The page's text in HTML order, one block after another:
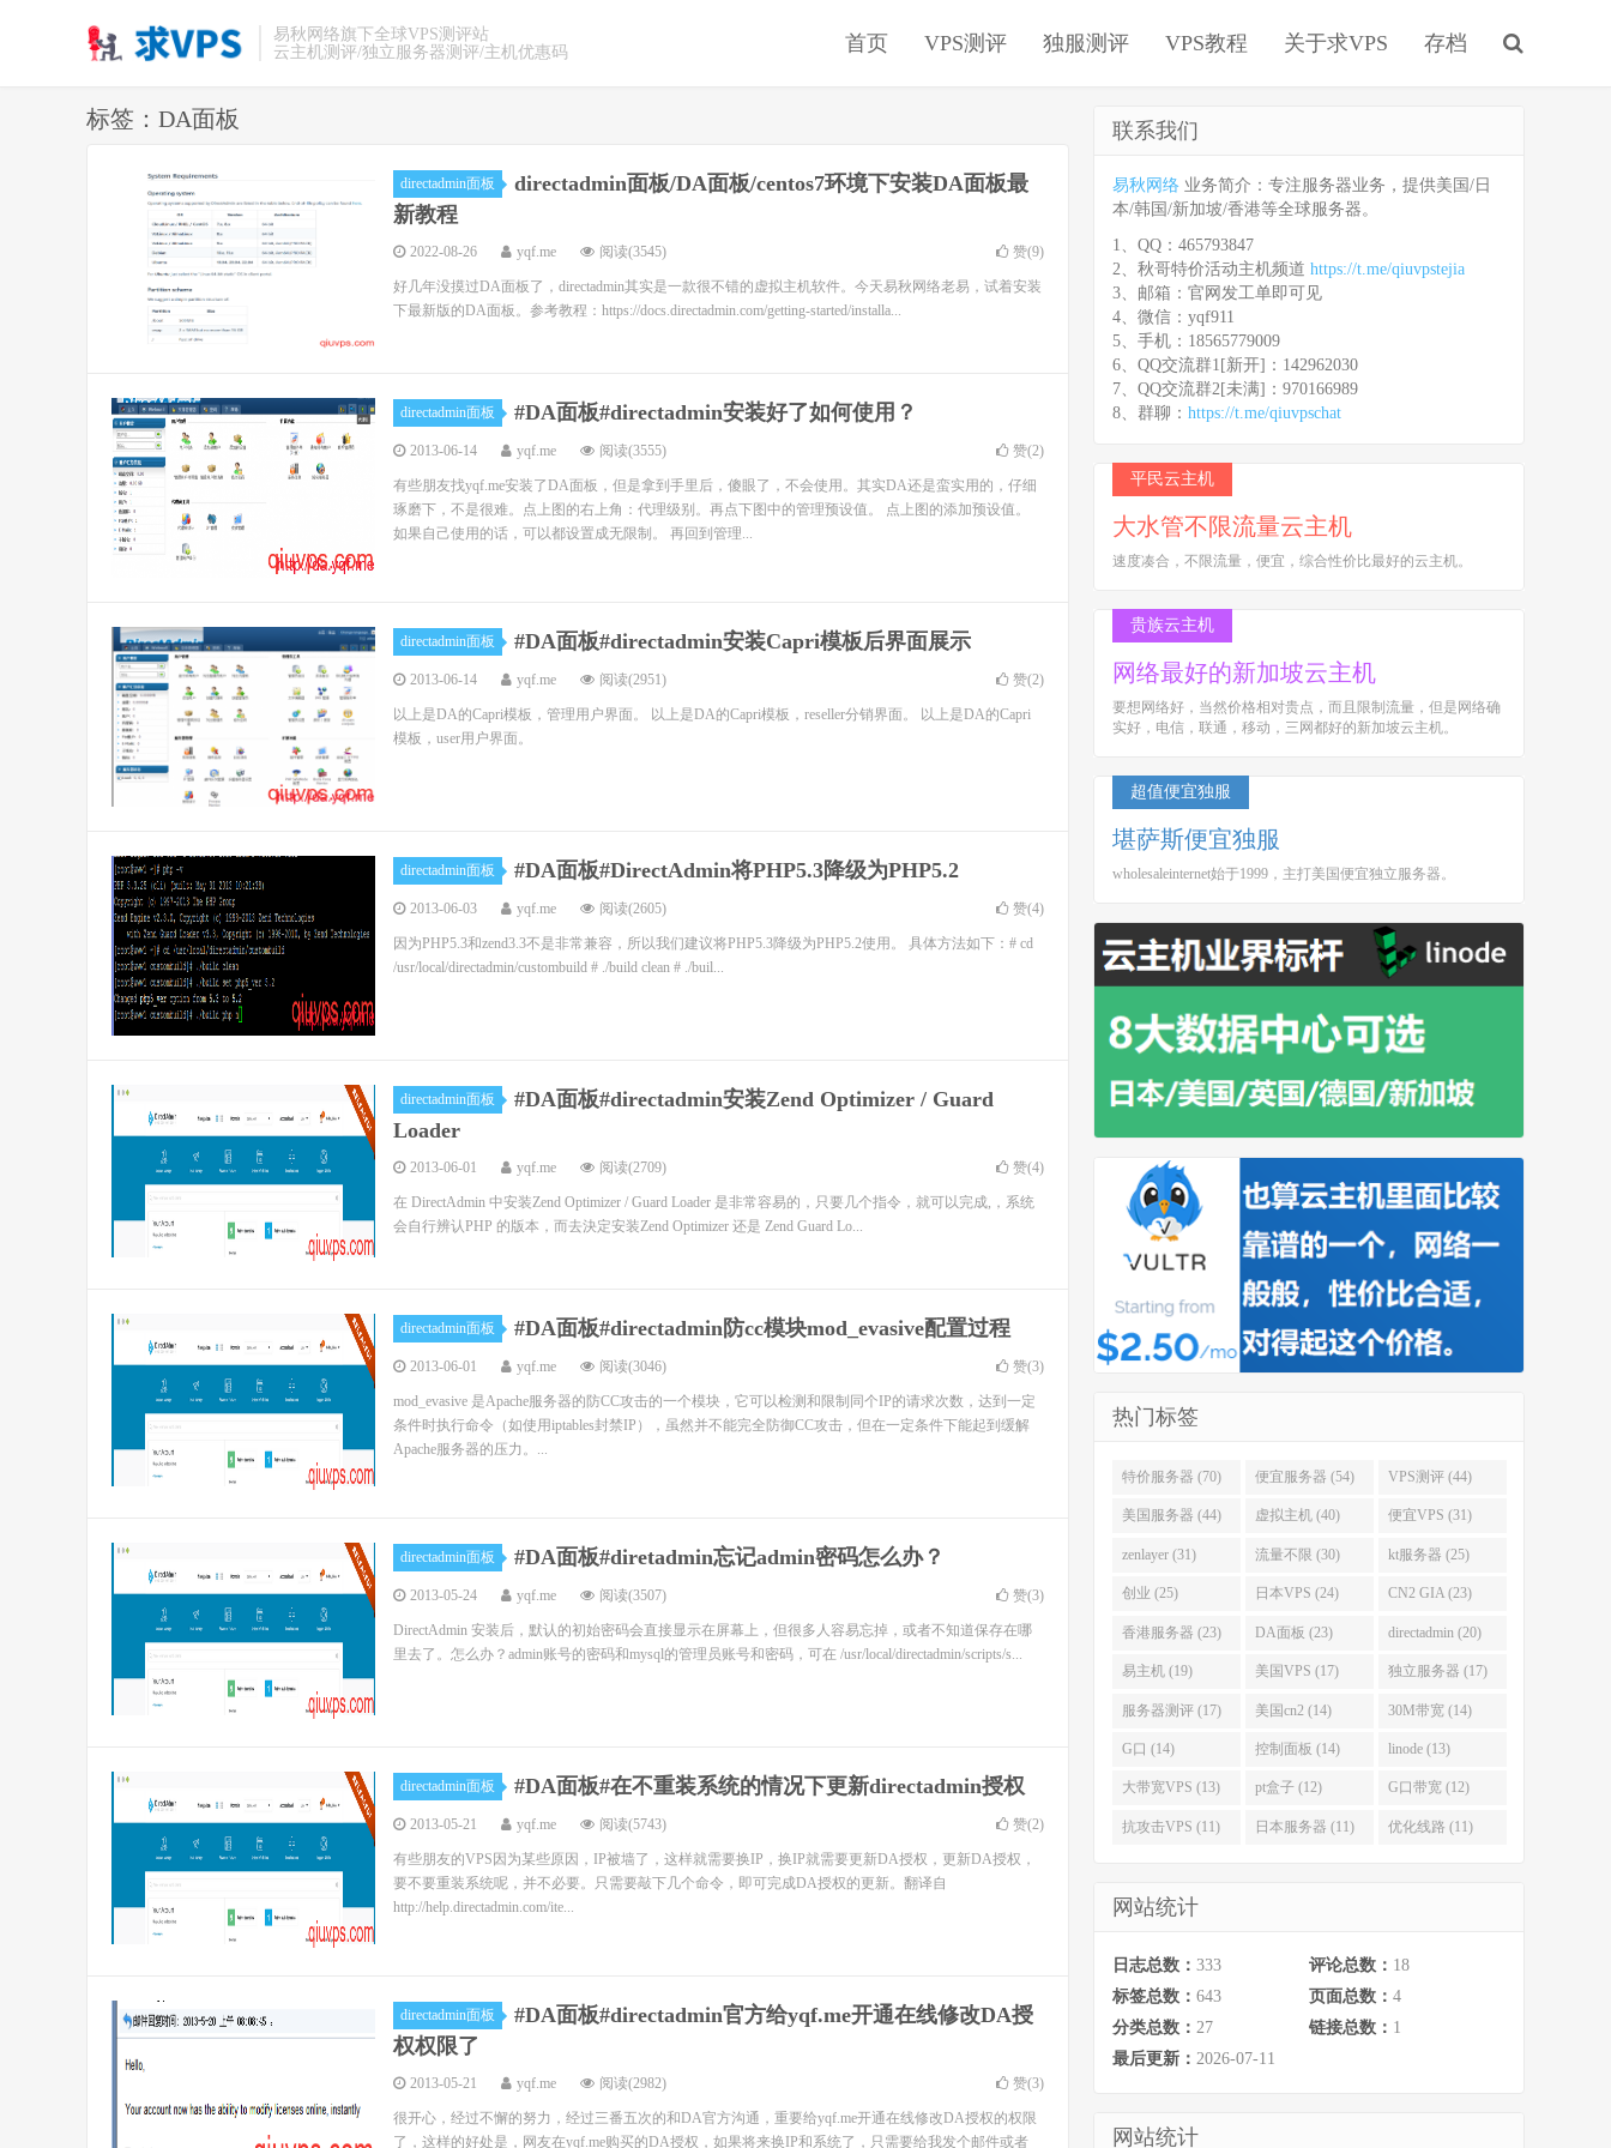
易秋网络旗下全球VPS测评站
云主机测评/独立服务器测评/主机优惠码
首页 VPS测评 独服测评 VPS教程 关于求VPS 存档
标签：DA面板
directadmin面板
directadmin面板/DA面板/centos7环境下安装DA面板最
新教程
2022-08-26 yqf.me 阅读(3545) 赞(9)
好几年没摸过DA面板了，directadmin其实是一款很不错的虚拟主机软件。今天易秋网络老易，试着安装
下最新版的DA面板。参考教程：https://docs.directadmin.com/getting-started/installa...
directadmin面板 #DA面板#directadmin安装好了如何使用？
2013-06-14 yqf.me 阅读(3555) 赞(2)
有些朋友找yqf.me安装了DA面板，但是拿到手里后，傻眼了，不会使用。其实DA还是蛮实用的，仔细
琢磨下，不是很难。点上图的右上角：代理级别。再点下图中的管理预设值。 点上图的添加预设值。
如果自己使用的话，可以都设置成无限制。 再回到管理...
directadmin面板 #DA面板#directadmin安装Capri模板后界面展示
2013-06-14 yqf.me 阅读(2951) 赞(2)
以上是DA的Capri模板，管理用户界面。 以上是DA的Capri模板，reseller分销界面。 以上是DA的Capri
模板，user用户界面。
directadmin面板 #DA面板#DirectAdmin将PHP5.3降级为PHP5.2
2013-06-03 yqf.me 阅读(2605) 赞(4)
因为PHP5.3和zend3.3不是非常兼容，所以我们建议将PHP5.3降级为PHP5.2使用。 具体方法如下：# cd
/usr/local/directadmin/custombuild # ./build clean # ./buil...
directadmin面板
#DA面板#directadmin安装Zend Optimizer / Guard
Loader
2013-06-01 yqf.me 阅读(2709) 赞(4)
在 DirectAdmin 中安装Zend Optimizer / Guard Loader 是非常容易的，只要几个指令，就可以完成,，系统
会自行辨认PHP 的版本，而去決定安装Zend Optimizer 还是 Zend Guard Lo...
directadmin面板 #DA面板#directadmin防cc模块mod_evasive配置过程
2013-06-01 yqf.me 阅读(3046) 赞(3)
mod_evasive 是Apache服务器的防CC攻击的一个模块，它可以检测和限制同个IP的请求次数，达到一定
条件时执行命令（如使用iptables封禁IP），虽然并不能完全防御CC攻击，但在一定条件下能起到缓解
Apache服务器的压力。...
directadmin面板 #DA面板#diretadmin忘记admin密码怎么办？
2013-05-24 yqf.me 阅读(3507) 赞(3)
DirectAdmin 安装后，默认的初始密码会直接显示在屏幕上，但很多人容易忘掉，或者不知道保存在哪
里去了。怎么办？admin账号的密码和mysql的管理员账号和密码，可在 /usr/local/directadmin/scripts/s...
directadmin面板 #DA面板#在不重装系统的情况下更新directadmin授权
2013-05-21 yqf.me 阅读(5743) 赞(2)
有些朋友的VPS因为某些原因，IP被墙了，这样就需要换IP，换IP就需要更新DA授权，更新DA授权，
要不要重装系统呢，并不必要。只需要敲下几个命令，即可完成DA授权的更新。翻译自
http://help.directadmin.com/ite...
directadmin面板
#DA面板#directadmin官方给yqf.me开通在线修改DA授
权权限了
2013-05-21 yqf.me 阅读(2982) 赞(3)
很开心，经过不懈的努力，经过三番五次的和DA官方沟通，重要给yqf.me开通在线修改DA授权的权限
了，这样的好处是，网友在yqf.me购买的DA授权，如果将来换IP和系统了，只需要给我发个邮件或者
联系我们
易秋网络 业务简介：专注服务器业务，提供美国/日
本/韩国/新加坡/香港等全球服务器。
1、QQ：465793847
2、秋哥特价活动主机频道 https://t.me/qiuvpstejia
3、邮箱：官网发工单即可见
4、微信：yqf911
5、手机：18565779009
6、QQ交流群1[新开]：142962030
7、QQ交流群2[未满]：970166989
8、群聊： https://t.me/qiuvpschat
平民云主机
大水管不限流量云主机
速度凑合，不限流量，便宜，综合性价比最好的云主机。
贵族云主机
网络最好的新加坡云主机
要想网络好，当然价格相对贵点，而且限制流量，但是网络确
实好，电信，联通，移动，三网都好的新加坡云主机。
超值便宜独服
堪萨斯便宜独服
wholesaleinternet始于1999，主打美国便宜独立服务器。
热门标签
特价服务器 (70) 便宜服务器 (54) VPS测评 (44)
美国服务器 (44) 虚拟主机 (40) 便宜VPS (31)
zenlayer (31) 流量不限 (30) kt服务器 (25)
创业 (25) 日本VPS (24) CN2 GIA (23)
香港服务器 (23) DA面板 (23) directadmin (20)
易主机 (19) 美国VPS (17) 独立服务器 (17)
服务器测评 (17) 美国cn2 (14) 30M带宽 (14)
G口 (14) 控制面板 (14) linode (13)
大带宽VPS (13) pt盒子 (12) G口带宽 (12)
抗攻击VPS (11) 日本服务器 (11) 优化线路 (11)
网站统计
日志总数： 333 评论总数： 18
标签总数： 643 页面总数： 4
分类总数： 27 链接总数： 1
最后更新： 2026-07-11
网站统计